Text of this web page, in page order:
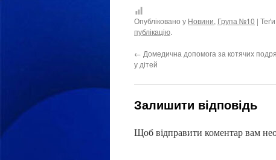
Опубліковано у Новини, Група №10 |
публікацію.
← Домедична допомога за котячих
у дітей
Залишити відповідь
Щоб відправити коментар вам